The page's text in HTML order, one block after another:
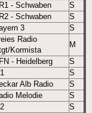
- Schwaben
S
- Schwaben
S
3
S
Radio
Kormista
M
- Heidelberg
S
S
Alb Radio
S
Melodie
S
S